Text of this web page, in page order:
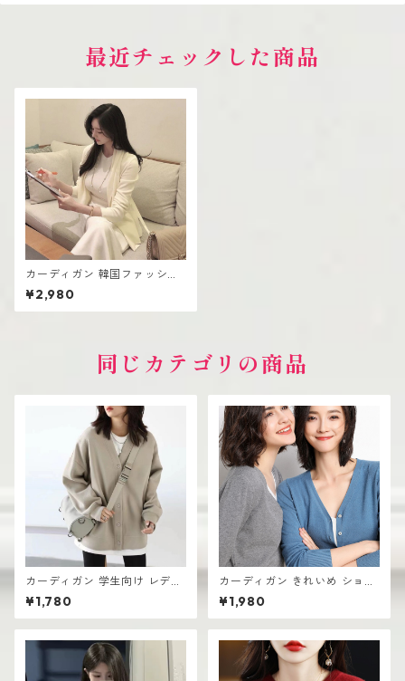
最近チェックした商品
カーディガン 韓国ファッショ
ン レディース シンプル ロング
丈 高見え 可愛い
¥2,980
同じカテゴリの商品
カーディガン 学生向け レディ
ース 無地デザイン 高見え おし
ゃれ vネック
¥1,780
カーディガン きれいめ ショー
ト丈 レディース 羽織り 軽量
無地デザイン ニット
¥1,980